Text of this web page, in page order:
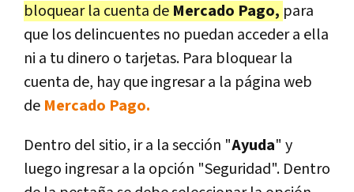
bloquear la cuenta de Mercado Pago, para
que los delincuentes no puedan acceder a ella
ni a tu dinero o tarjetas. Para bloquear la
cuenta de, hay que ingresar a la página web
de Mercado Pago.
Dentro del sitio, ir a la sección "Ayuda" y
luego ingresar a la opción "Seguridad". Dentro